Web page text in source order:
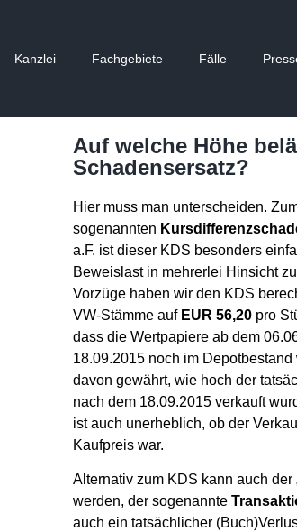
Kanzlei Fachgebiete Fälle
Auf welche Höhe
Schadensersatz?
Hier muss man unterscheiden.
sogenannten
a.F. ist dieser KDS besonders
Beweislast in mehrerlei Hinsicht
Vorzüge haben wir den KDS
VW-Stämme auf EUR 56,20 pro
dass die Wertpapiere ab dem
18.09.2015 noch im
davon gewährt, wie hoch der
nach dem 18.09.2015 verkauft
ist auch unerheblich, ob der
Kaufpreis war.
Alternativ zum KDS kann auch der
werden, der sogenannte
auch ein tatsächlicher